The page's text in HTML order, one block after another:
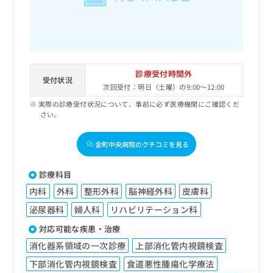
受付状況
診療受付時間外
次回受付：明日（土曜）の9:00～12:00
実際の診療受付状況について、事前に必ず医療機関にご確認くだ
さい。
金町中央病院のクチコミを見る
診療科目
内科 外科 整形外科 脳神経外科
皮膚科
泌尿器科
婦人科 リハビリテーション科
対応可能な疾患・治療
消化器系領域の一次診療
上部消化管内視鏡検査
下部消化管内視鏡検査
食道悪性腫瘍化学療法